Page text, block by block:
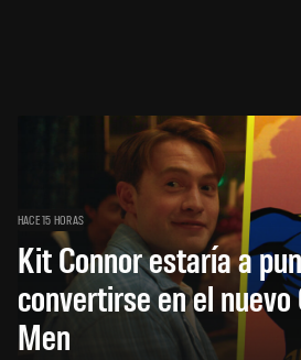
HACE 15 HORAS
Kit Connor estaría a
convertirse en el nuevo
Men